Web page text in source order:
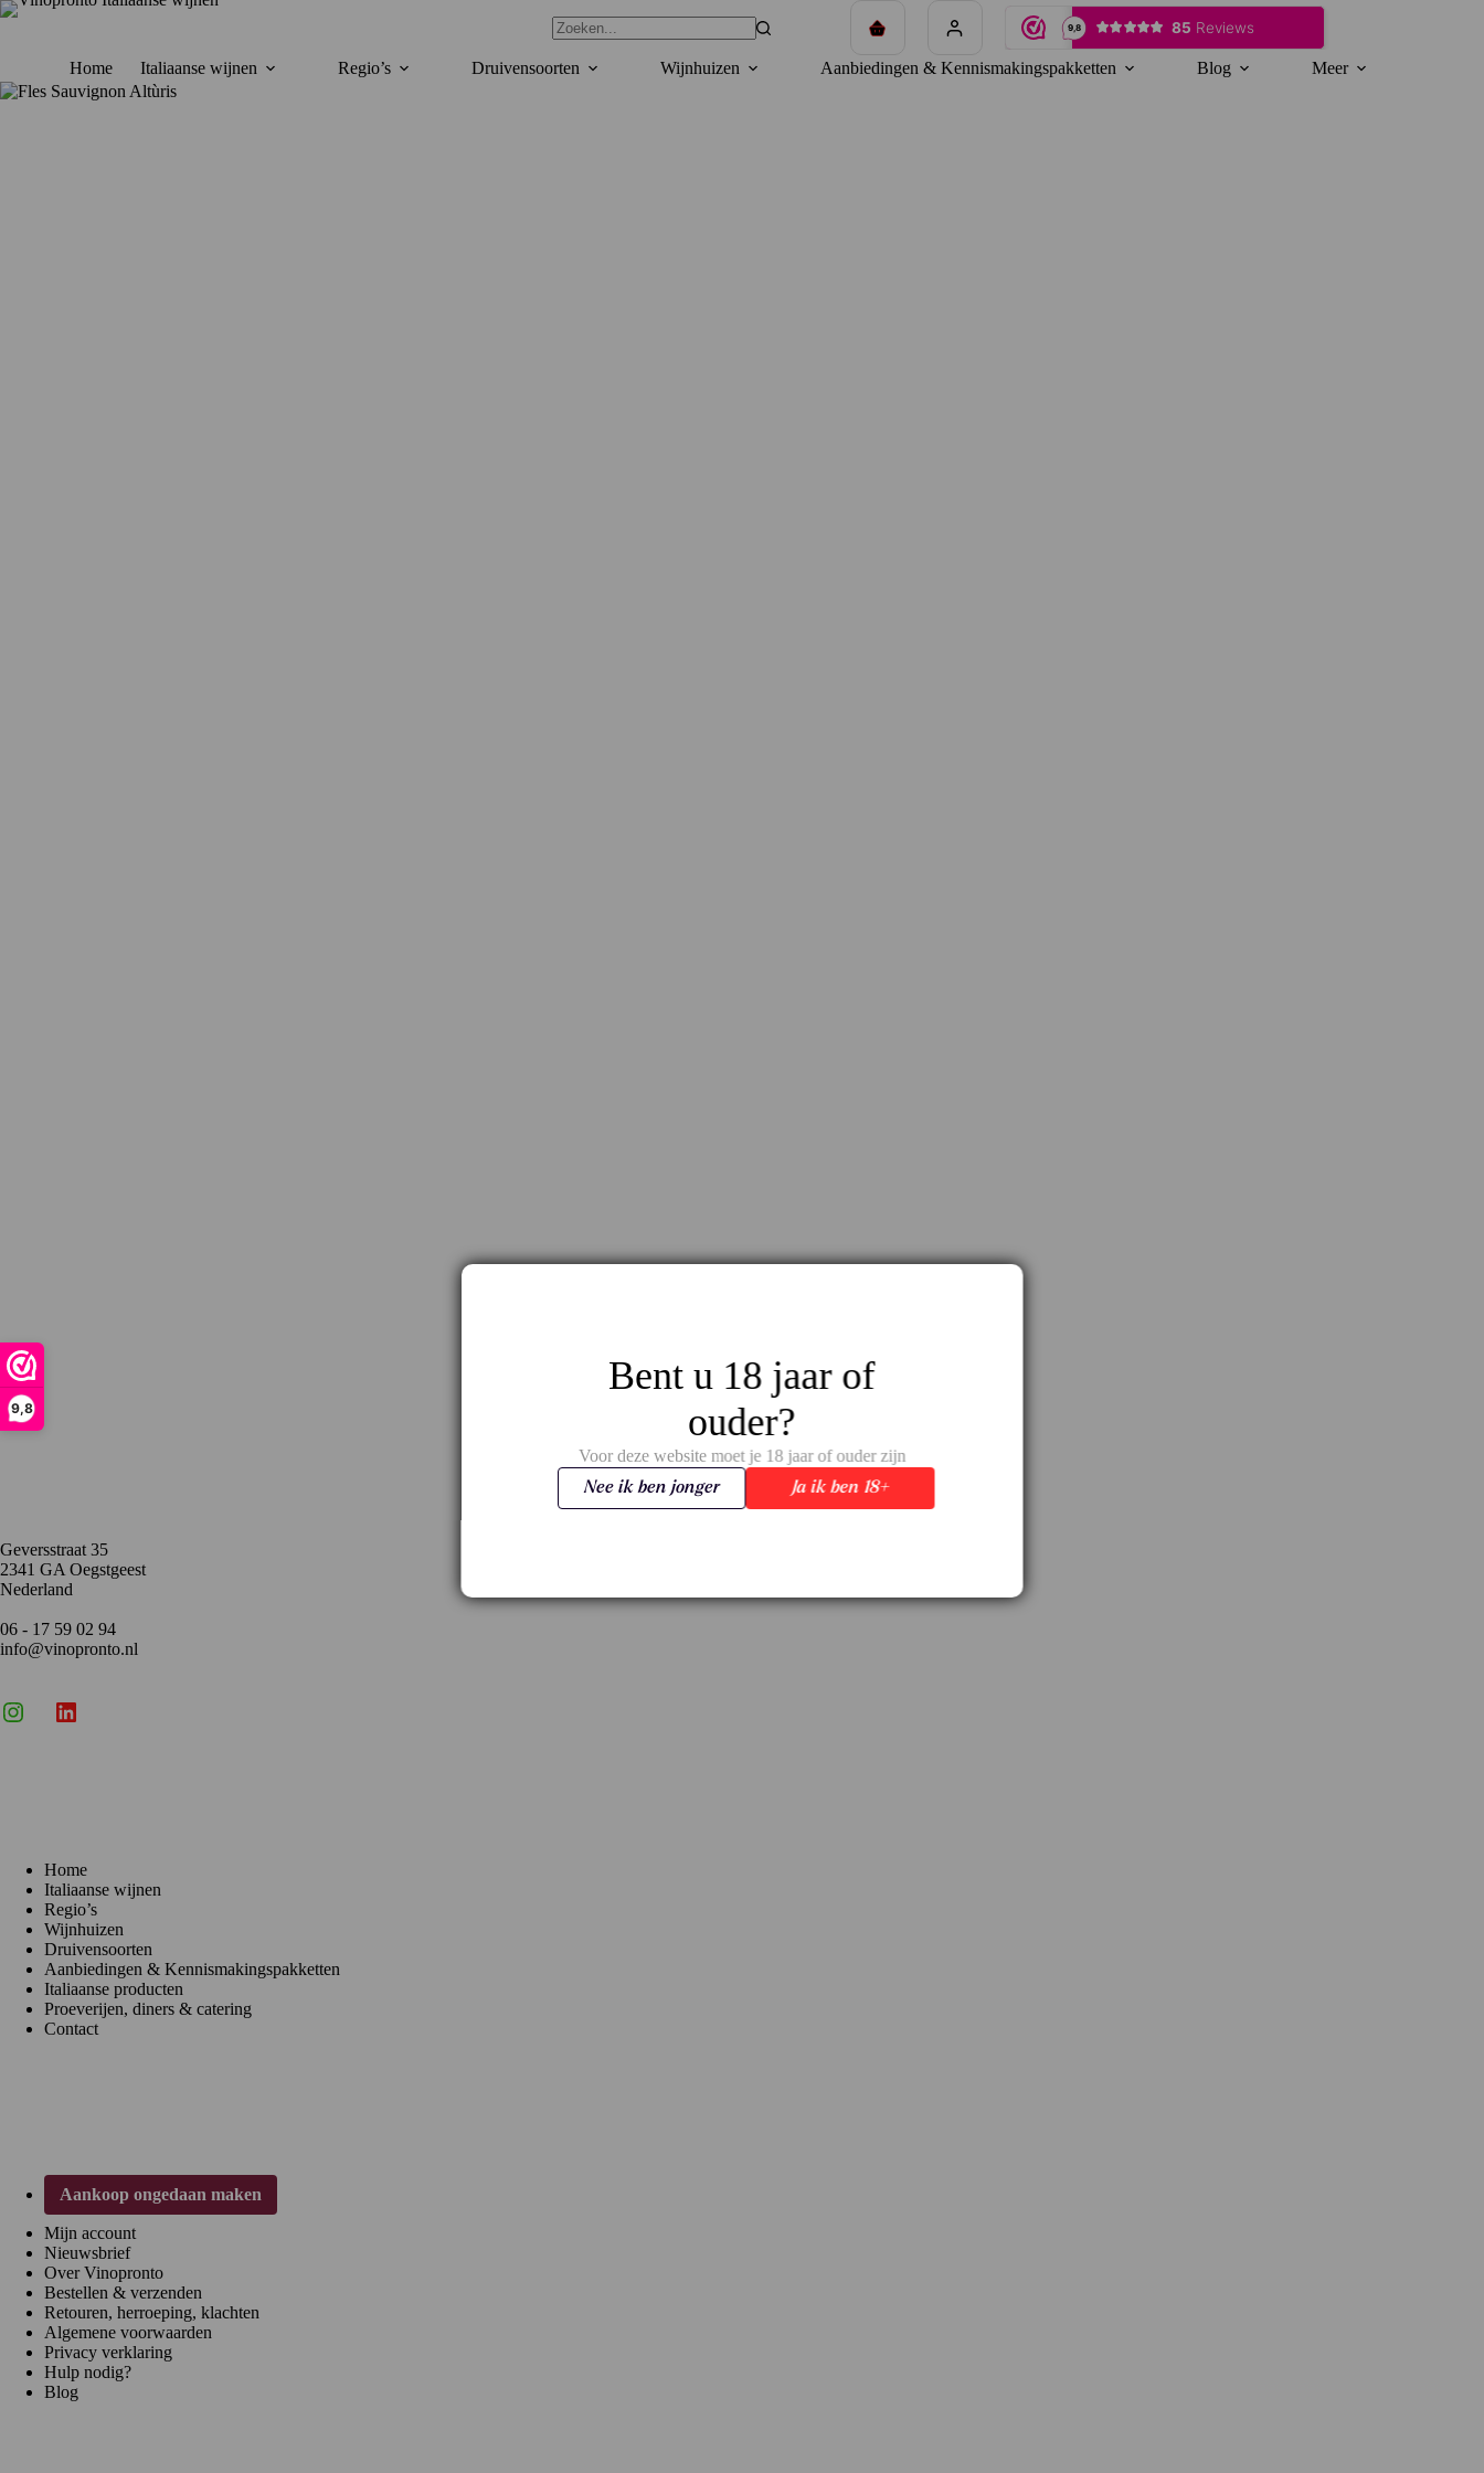
9,8
Ga
Winkelwagen
Home
Italiaanse wijnen Regio’s Druivensoorten Wijnhuizen Aanbiedingen & Kennismakingspakketten Blog Meer
Geversstraat 35
2341 GA Oegstgeest
Nederland
06 - 17 59 02 94
info@vinopronto.nl
InstagramLinkedIn
Home
Italiaanse wijnen
Regio’s
Wijnhuizen
Druivensoorten
Aanbiedingen & Kennismakingspakketten
Italiaanse producten
Proeverijen, diners & catering
Contact
Aankoop ongedaan maken
Mijn account
Nieuwsbrief
Over Vinopronto
Bestellen & verzenden
Retouren, herroeping, klachten
Algemene voorwaarden
Privacy verklaring
Hulp nodig?
Blog
Bent u 18 jaar of
ouder?
Voor deze website moet je 18 jaar of ouder zijn
Ja ik ben 18+
Nee ik ben jonger